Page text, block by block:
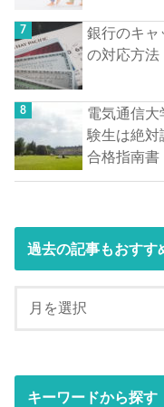
銀行のキャ
の対応方法
電気通信
験生は絶対
合格指南書
過去の記事もおすす
キーワードから探す